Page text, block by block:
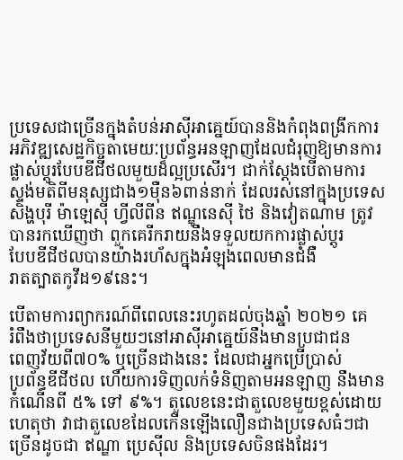
ប្រទេសជាច្រើនក្នុងតំបន់អាស៊ីអាគ្នេយ៍បាននិងកំពុងពង្រីកការ
អភិវឌ្ឍសេដ្ឋកិច្ចតាមេយៈប្រព័ន្ធអនឡាញដែលជំរុញឱ្យមានការ
ផ្លាស់ប្ដូរបែបឌីជីថលមួយដ៏ល្អប្រសើរ។ ជាក់ស្ដែងបើតាមការ
ស្ទង់មតិពីមនុស្សជាង១ម៉ឺន៦ពាន់នាក់ ដែលរស់នៅក្នុងប្រទេស
សិង្ហបុរី ម៉ាឡេស៊ី ហ្វីលីពីន ឥណ្ឌូនេស៊ី ថៃ និងវៀតណាម ត្រូវ
បានរកឃើញថា ពួកគេរីករាយនឹងទទួលយកការផ្លាស់ប្ដូរ
បែបឌីជីថលបានយ៉ាងរហ័សក្នុងអំឡុងពេលមានជំងឺ
រាតត្បាតកូវីដ១៩នេះ។
បើតាមការព្យាករណ៍ពីពេលនេះរហូតដល់ចុងឆ្នាំ ២០២១ គេ
រំពឹងថាប្រទេសនីមួយៗនៅអាស៊ីអាគ្នេយ៍នឹងមានប្រជាជន
ពេញវ័យពី៧០% ឬច្រើនជាងនេះ ដែលជាអ្នកប្រើប្រាស់
ប្រព័ន្ធឌីជីថល ហើយការទិញលក់ទំនិញតាមអនឡាញ នឹងមាន
កំណើនពី ៥% ទៅ ៩%។ តួលេខនេះជាតួលេខមួយខ្ពស់ដោយ
ហេតុថា វាជាតួលេខដែលកើនឡើងលឿនជាងប្រទេសធំៗជា
ច្រើនដូចជា ឥណ្ឌា ប្រេស៊ីល និងប្រទេសចិនផងដែរ។